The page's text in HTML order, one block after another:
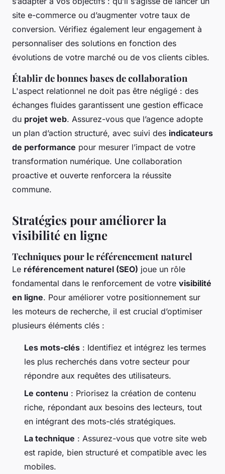
site e-commerce ou d’augmenter votre taux de
conversion. Vérifiez également leur engagement à
personnaliser des solutions en fonction des
évolutions de votre marché ou de vos clients cibles.
Établir de bonnes bases de collaboration
L'aspect relationnel ne doit pas être négligé : des
échanges fluides garantissent une gestion efficace
du projet web. Assurez-vous que l’agence adopte
un plan d’action structuré, avec suivi des indicateurs
de performance pour mesurer l’impact de votre
transformation numérique. Une collaboration
proactive et ouverte renforcera la réussite
commune.
Stratégies pour améliorer la
visibilité en ligne
Techniques pour le référencement naturel
Le référencement naturel (SEO) joue un rôle
fondamental dans le renforcement de votre visibilité
en ligne. Pour améliorer votre positionnement sur
les moteurs de recherche, il est crucial d’optimiser
plusieurs éléments clés :
Les mots-clés : Identifiez et intégrez les termes
les plus recherchés dans votre secteur pour
répondre aux requêtes des utilisateurs.
Le contenu : Priorisez la création de contenu
riche, répondant aux besoins des lecteurs, tout
en intégrant des mots-clés stratégiques.
La technique : Assurez-vous que votre site web
est rapide, bien structuré et compatible avec les
mobiles.